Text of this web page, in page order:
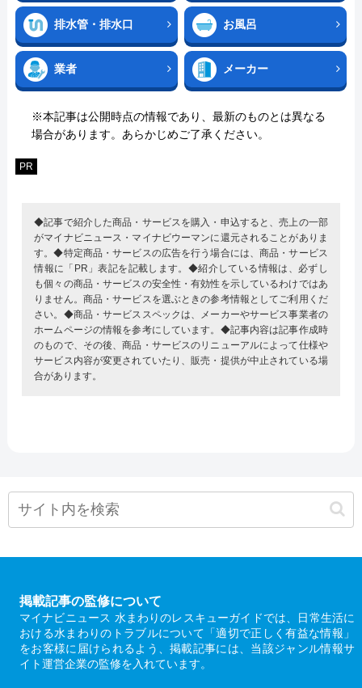
排水管・排水口 お風呂
業者 メーカー
※本記事は公開時点の情報であり、最新のものとは異なる
場合があります。あらかじめご了承ください。
PR
◆記事で紹介した商品・サービスを購入・申込すると、売上の一部
がマイナビニュース・マイナビウーマンに還元されることがありま
す。◆特定商品・サービスの広告を行う場合には、商品・サービス
情報に「PR」表記を記載します。◆紹介している情報は、必ずし
も個々の商品・サービスの安全性・有効性を示しているわけではあ
りません。商品・サービスを選ぶときの参考情報としてご利用くだ
さい。◆商品・サービススペックは、メーカーやサービス事業者の
ホームページの情報を参考にしています。◆記事内容は記事作成時
のもので、その後、商品・サービスのリニューアルによって仕様や
サービス内容が変更されていたり、販売・提供が中止されている場
合があります。
掲載記事の監修について
マイナビニュース 水まわりのレスキューガイドでは、日常生活に
おける水まわりのトラブルについて「適切で正しく有益な情報」
をお客様に届けられるよう、掲載記事には、当該ジャンル情報サ
イト運営企業の監修を入れています。